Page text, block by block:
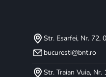
Str. Esarfei, Nr. 72,
bucuresti@bnt.ro
Str. Traian Vuia,